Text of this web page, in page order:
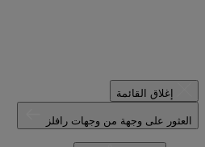
إغلاق القائمة
العثور على وجهة من وجهات رافلز